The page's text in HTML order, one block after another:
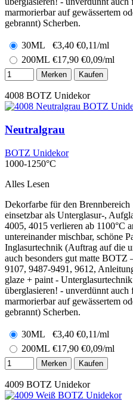
marmorierbar auf gewässertem
gebrannt) Scherben.
30ML €3,40 €0,11/ml
200ML €17,90 €0,09/ml
Merken Kaufen
4008 BOTZ Unidekor
Neutralgrau
BOTZ Unidekor
1000-1250°C
Alles Lesen
Dekorfarbe für den
einsetzbar als Unterglasur-,
4005, 4015 verlieren ab 1100°C
untereinander mischbar, schöne
Inglasurtechnik (Auftrag auf die
auch besonders gut matte BOTZ
9107, 9487-9491, 9612,
glaze + paint -
überglasieren! - unverdünnt
marmorierbar auf gewässertem
gebrannt) Scherben.
30ML €3,40 €0,11/ml
200ML €17,90 €0,09/ml
Merken Kaufen
4009 BOTZ Unidekor